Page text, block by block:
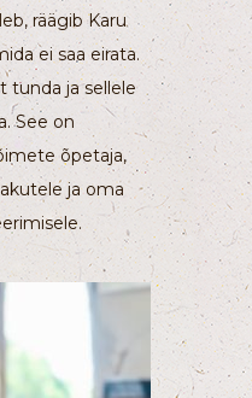
räägib Karu
ei saa eirata.
tunda ja sellele
See on
õpetaja,
ja oma